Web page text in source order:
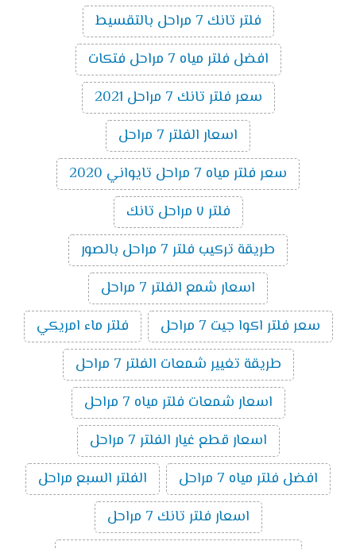
فلتر تانك 7 مراحل بالتقسيط
افضل فلتر مياه 7 مراحل فتكات
سعر فلتر تانك 7 مراحل 2021
اسعار الفلتر 7 مراحل
سعر فلتر مياه 7 مراحل تايواني 2020
فلتر ٧ مراحل تانك
طريقة تركيب فلتر 7 مراحل بالصور
اسعار شمع الفلتر 7 مراحل
سعر فلتر اكوا جيت 7 مراحل
فلتر ماء امريكي
طريقة تغيير شمعات الفلتر 7 مراحل
اسعار شمعات فلتر مياه 7 مراحل
اسعار قطع غيار الفلتر 7 مراحل
افضل فلتر مياه 7 مراحل
الفلتر السبع مراحل
اسعار فلتر تانك 7 مراحل